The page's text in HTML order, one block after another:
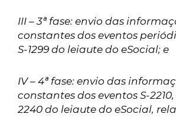
III – 3ª fase: envio das
constantes dos eventos
S-1299 do leiaute do eSocial; e
IV – 4ª fase: envio das
constantes dos eventos S-2210,
2240 do leiaute do eSocial,